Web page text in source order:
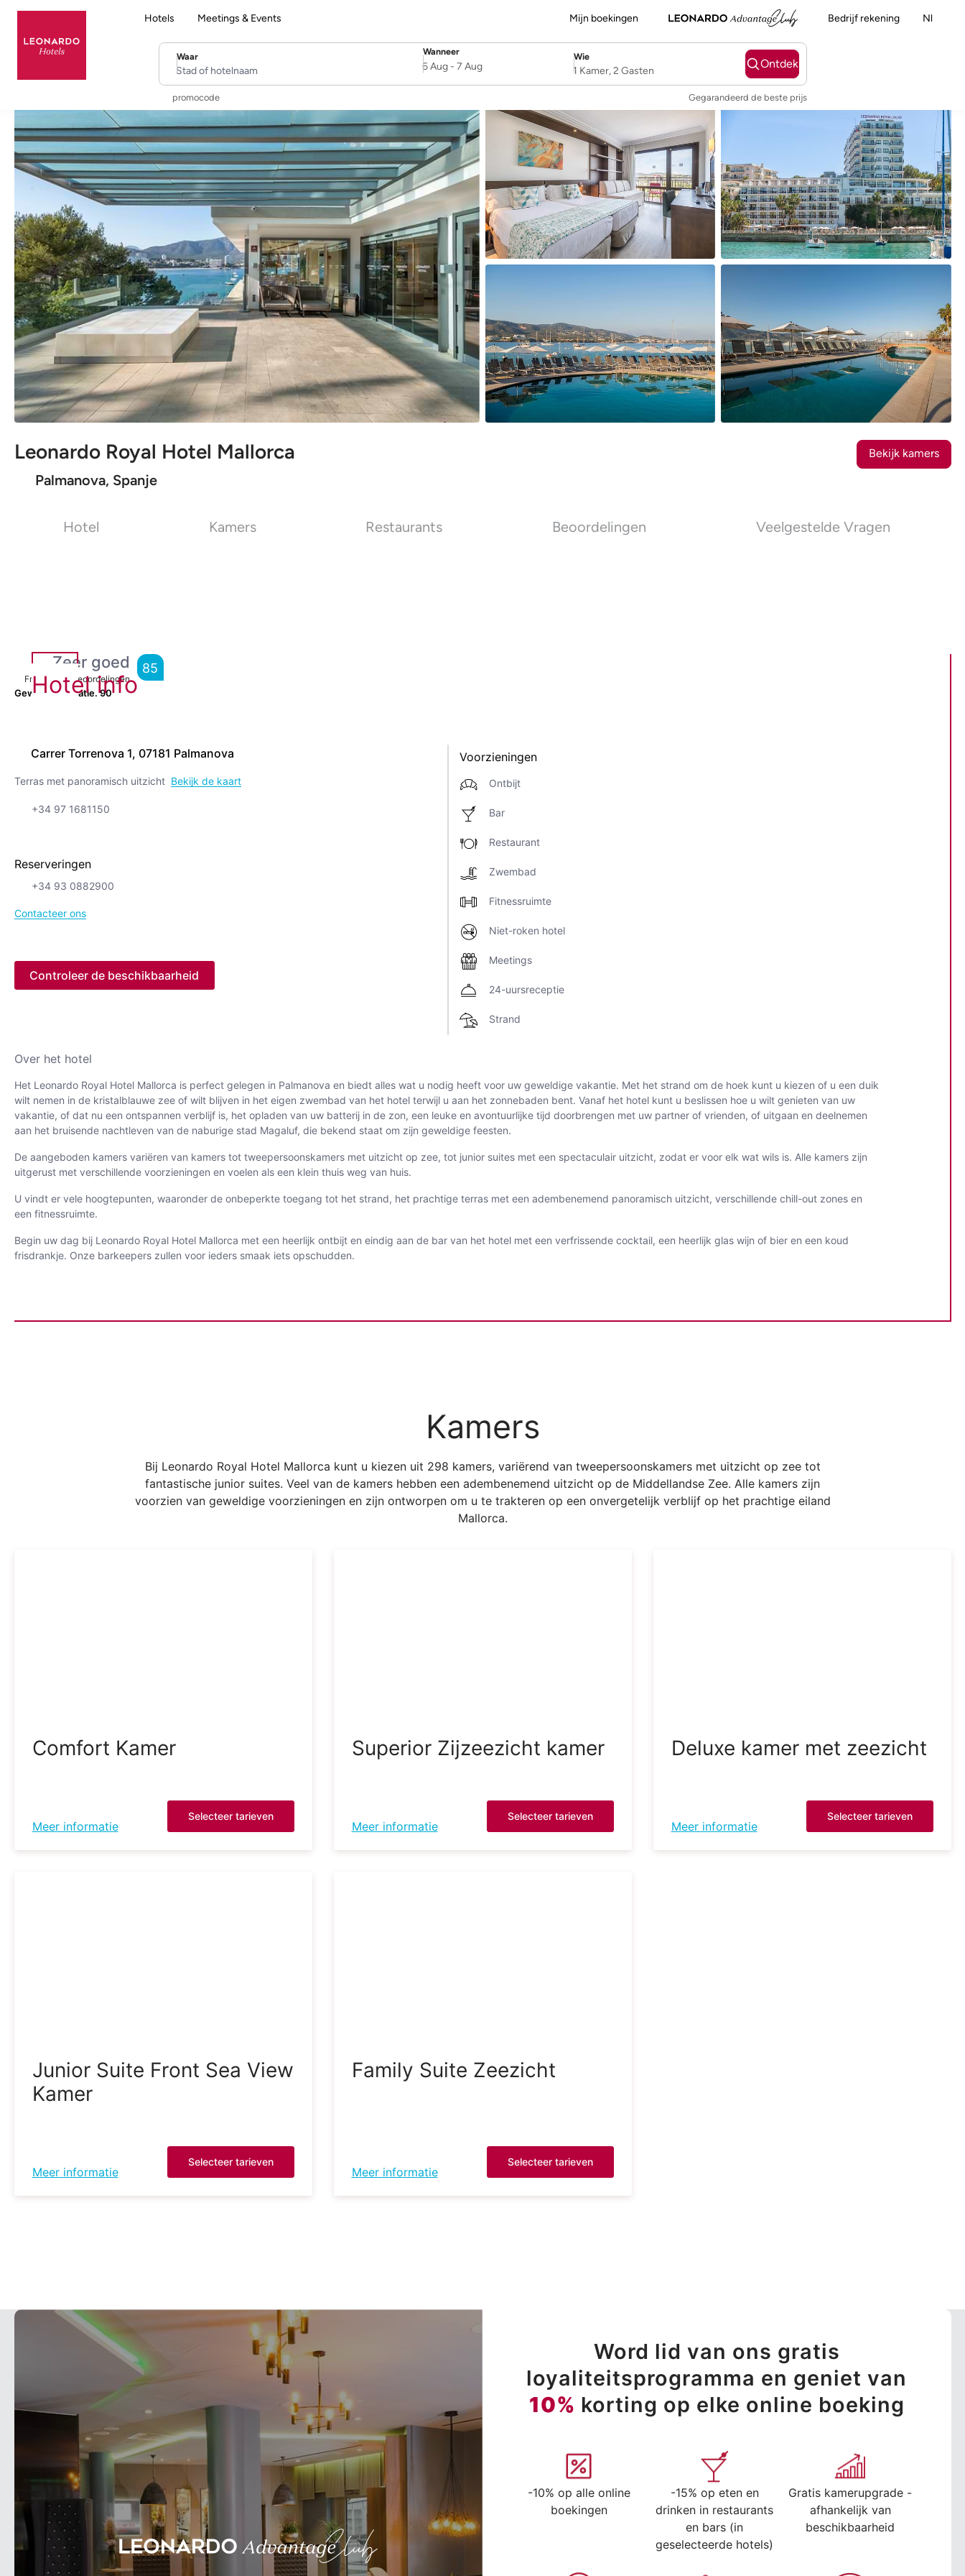
Hotels Meetings & Events Mijn boekingen Bedrijf rekening Nl
Leonardo Royal Hotel Mallorca
Palmanova, Spanje
Bekijk kamers
Waar
Stad of hotelnaam
Wanneer
SelectDate
6 Aug- 7 Aug
Wie
Username
1 Kamer, 2 Gasten
Ontdek
promocode Gegarandeerd de beste prijs
Hotel Kamers Restaurants Beoordelingen Veelgestelde Vragen
Zeer goed
From4,985 Beoordelingen
85
Geweldige locatie.90
Hotel info
Carrer Torrenova 1, 07181 Palmanova
Terras met panoramisch uitzicht Bekijk de kaart
+34 97 1681150
Reserveringen
+34 93 0882900
Contacteer ons
Controleer de beschikbaarheid
Voorzieningen
Ontbijt
Bar
Restaurant
Zwembad
Fitnessruimte
Niet-roken hotel
Meetings
24-uursreceptie
Strand
Over het hotel
Het Leonardo Royal Hotel Mallorca is perfect gelegen in Palmanova en biedt alles wat u nodig heeft voor uw geweldige vakantie. Met het strand om de hoek kunt u kiezen of u een duik
wilt nemen in de kristalblauwe zee of wilt blijven in het eigen zwembad van het hotel terwijl u aan het zonnebaden bent. Vanaf het hotel kunt u beslissen hoe u wilt genieten van uw
vakantie, of dat nu een ontspannen verblijf is, het opladen van uw batterij in de zon, een leuke en avontuurlijke tijd doorbrengen met uw partner of vrienden, of uitgaan en deelnemen
aan het bruisende nachtleven van de naburige stad Magaluf, die bekend staat om zijn geweldige feesten.
De aangeboden kamers variëren van kamers tot tweepersoonskamers met uitzicht op zee, tot junior suites met een spectaculair uitzicht, zodat er voor elk wat wils is. Alle kamers zijn
uitgerust met verschillende voorzieningen en voelen als een klein thuis weg van huis.
U vindt er vele hoogtepunten, waaronder de onbeperkte toegang tot het strand, het prachtige terras met een adembenemend panoramisch uitzicht, verschillende chill-out zones en
een fitnessruimte.
Begin uw dag bij Leonardo Royal Hotel Mallorca met een heerlijk ontbijt en eindig aan de bar van het hotel met een verfrissende cocktail, een heerlijk glas wijn of bier en een koud
frisdrankje. Onze barkeepers zullen voor ieders smaak iets opschudden.
Kamers
Bij Leonardo Royal Hotel Mallorca kunt u kiezen uit 298 kamers, variërend van tweepersoonskamers met uitzicht op zee tot
fantastische junior suites. Veel van de kamers hebben een adembenemend uitzicht op de Middellandse Zee. Alle kamers zijn
voorzien van geweldige voorzieningen en zijn ontworpen om u te trakteren op een onvergetelijk verblijf op het prachtige eiland
Mallorca.
Comfort Kamer
Meer informatie
Selecteer tarieven
Superior Zijzeezicht kamer
Meer informatie
Selecteer tarieven
Deluxe kamer met zeezicht
Meer informatie
Selecteer tarieven
Junior Suite Front Sea View
Kamer
Meer informatie
Selecteer tarieven
Family Suite Zeezicht
Meer informatie
Selecteer tarieven
Word lid van ons gratis
loyaliteitsprogramma en geniet van
10% korting op elke online boeking
-10% op alle online
boekingen
-15% op eten en
drinken in restaurants
en bars (in
geselecteerde hotels)
Gratis kamerupgrade -
afhankelijk van
beschikbaarheid